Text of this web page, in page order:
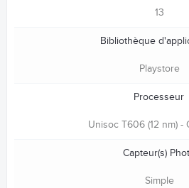
13
Bibliothèque
Playstore
Processeur
Unisoc T606 (12 nm) -
Capteur(s)
Simple